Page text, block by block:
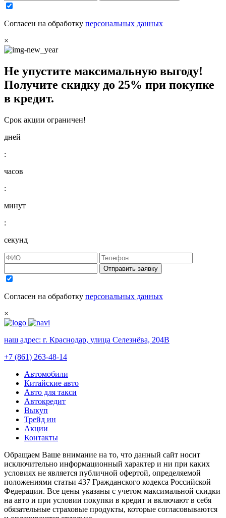
Согласен на обработку персональных данных
×
Не упустите максимальную выгоду!
Получите скидку до 25% при покупке
в кредит.
Срок акции ограничен!
дней
:
часов
:
минут
:
секунд
Отправить заявку
Согласен на обработку персональных данных
×
наш адрес: г. Краснодар, улица Селезнёва, 204В
+7 (861) 263-48-14
Автомобили
Китайские авто
Авто для такси
Автокредит
Выкуп
Трейд ин
Акции
Контакты
Обращаем Ваше внимание на то, что данный сайт носит
исключительно информационный характер и ни при каких
условиях не является публичной офертой, определяемой
положениями статьи 437 Гражданского кодекса Российской
Федерации. Все цены указаны с учетом максимальной скидки
на авто и при условии покупки в кредит и включают в себя
обязательные страховые продукты, которые согласовываются